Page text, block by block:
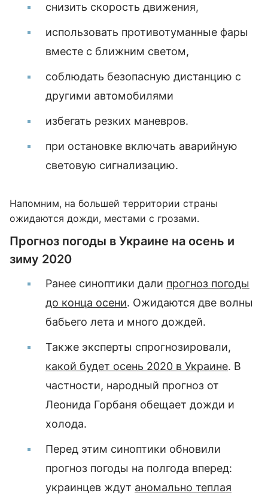
снизить скорость движения,
использовать противотуманные фары
вместе с ближним светом,
соблюдать безопасную дистанцию с
другими автомобилями
избегать резких маневров.
при остановке включать аварийную
световую сигнализацию.
Напомним, на большей территории страны
ожидаются дожди, местами с грозами.
Прогноз погоды в Украине на осень и
зиму 2020
Ранее синоптики дали прогноз погоды
до конца осени. Ожидаются две волны
бабьего лета и много дождей.
Также эксперты спрогнозировали,
какой будет осень 2020 в Украине. В
частности, народный прогноз от
Леонида Горбаня обещает дожди и
холода.
Перед этим синоптики обновили
прогноз погоды на полгода вперед:
украинцев ждут аномально теплая